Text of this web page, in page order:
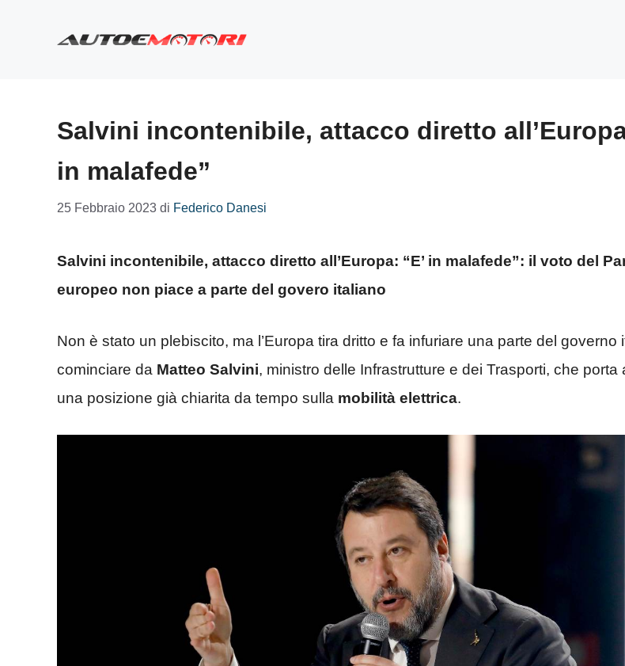
Salvini incontenibile, attacco diretto
in malafede”
25 Febbraio 2023 di Federico Danesi
Salvini incontenibile, attacco diretto all’Europa: “E’ in malafede”: il voto del
europeo non piace a parte del govero italiano
Non è stato un plebiscito, ma l’Europa tira dritto e fa infuriare una parte del governo
cominciare da Matteo Salvini, ministro delle Infrastrutture e dei Trasporti, che porta
una posizione già chiarita da tempo sulla mobilità elettrica.